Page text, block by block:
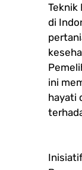
Teknik
di
ini
hayati